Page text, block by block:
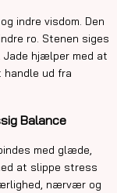
indre visdom. Den
ro. Stenen siges
hjælper med at
ud fra
Balance
med glæde,
at slippe stress
nærvær og